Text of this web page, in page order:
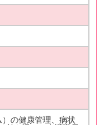
の健康管理、病状